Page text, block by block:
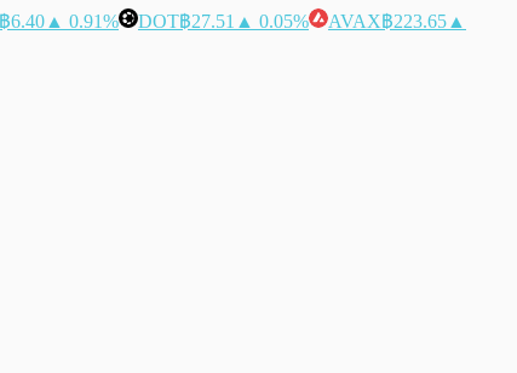
฿6.40 ▲ 0.91% DOT฿27.51 ▲ 0.05% AVAX฿223.65 ▲